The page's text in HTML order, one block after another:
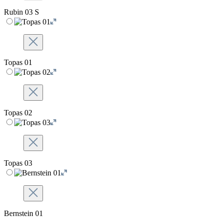
Rubin 03 S
Topas 01
Topas 02
Topas 03
Bernstein 01